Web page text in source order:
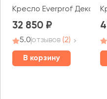
Кресло Everprof Деко /
32 850
5.0отзывов (2)
В корзину